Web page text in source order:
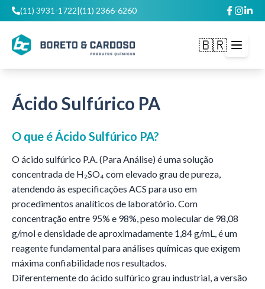
(11) 3931-1722|(11) 2366-6260
🇧🇷 Abrir
Ácido Sulfúrico PA
O que éÁcido Sulfúrico PA?
O ácido sulfúrico P.A. (Para Análise) é uma solução
concentrada de H₂SO₄ com elevado grau de pureza,
atendendo às especificações ACS para uso em
procedimentos analíticos de laboratório. Com
concentração entre 95% e 98%, peso molecular de 98,08
g/mol e densidade de aproximadamente 1,84 g/mL, é um
reagente fundamental para análises químicas que exigem
máxima confiabilidade nos resultados.
Diferentemente do ácido sulfúrico grau industrial, a versão